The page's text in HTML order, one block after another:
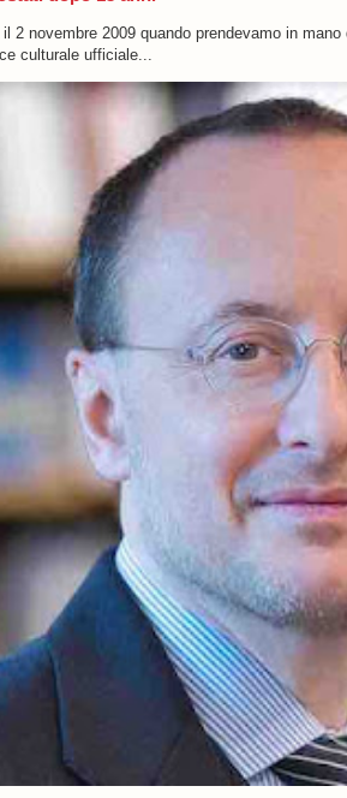
2 novembre 2009 quando prendevamo in
culturale ufficiale...